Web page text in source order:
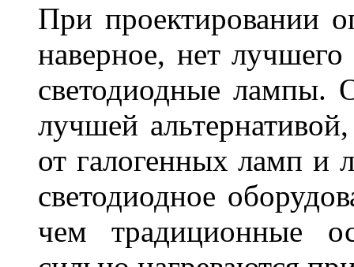
При проектировании
наверное, нет
светодиодные лампы.
лучшей
от галогенных ламп и
светодиодное
чем традиционные